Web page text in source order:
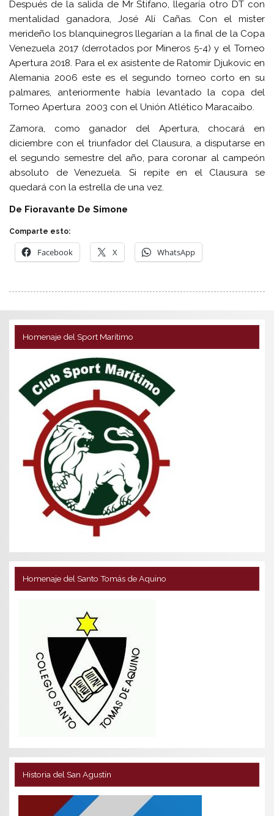
Después de la salida de Mr Stifano, llegaría otro DT con
mentalidad ganadora, José Alí Cañas. Con el mister
merideño los blanquinegros llegarían a la final de la Copa
Venezuela 2017 (derrotados por Mineros 5-4) y el Torneo
Apertura 2018. Para el ex asistente de Ratomir Djukovic en
Alemania 2006 este es el segundo torneo corto en su
palmares, anteriormente había levantado la copa del
Torneo Apertura 2003 con el Unión Atlético Maracaibo.
Zamora, como ganador del Apertura, chocará en
diciembre con el triunfador del Clausura, a disputarse en
el segundo semestre del año, para coronar al campeón
absoluto de Venezuela. Si repite en el Clausura se
quedará con la estrella de una vez.
De Fioravante De Simone
Comparte esto:
Facebook X WhatsApp
Homenaje del Sport Marítimo
Homenaje del Santo Tomás de Aquino
Historia del San Agustín